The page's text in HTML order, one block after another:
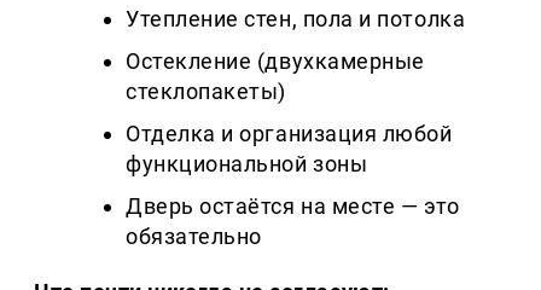
Утепление стен, пола и потолка
Остекление (двухкамерные
стеклопакеты)
Отделка и организация любой
функциональной зоны
Дверь остаётся на месте — это
обязательно